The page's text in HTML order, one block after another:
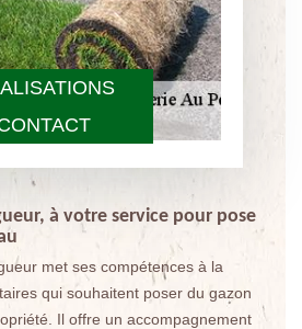
à votre service pour pose
met ses compétences à la
qui souhaitent poser du gazon
Il offre un accompagnement